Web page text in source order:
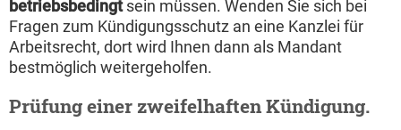
betriebsbedingtsein müssen. Wenden Sie sich bei
Fragen zum Kündigungsschutz an eine Kanzlei für
Arbeitsrecht, dort wird Ihnen dann als Mandant
bestmöglich weitergeholfen.
Prüfung einer zweifelhaften Kündigung.